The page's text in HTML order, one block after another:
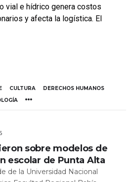
vial e hídrico genera costos
y afecta la logística. El
CULTURA
DERECHOS HUMANOS
sobre modelos de
escolar de Punta Alta
de la Universidad Nacional